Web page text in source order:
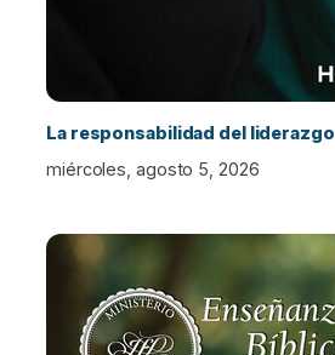
La responsabilidad del liderazgo
miércoles, agosto 5, 2026